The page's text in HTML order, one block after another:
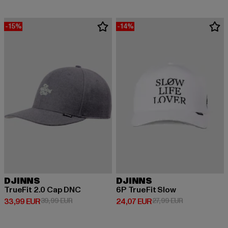
-15%
DJINNS
TrueFit 2.0 Cap DNC
33,99 EUR
Derzeitiger Preis: 33,99 EUR
39,99 EURAktionspreis: 39,99 EUR
-14%
DJINNS
6P TrueFit Slow
24,07 EUR
Derzeitiger Preis: 24,07 EUR
27,99 EURAktionspreis: